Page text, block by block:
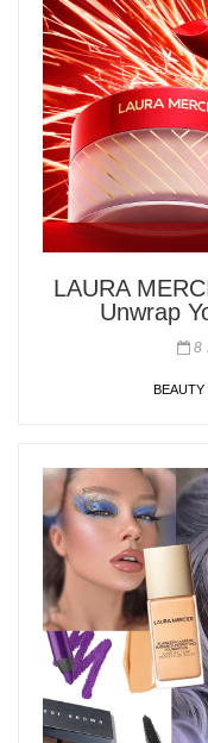
LAURA
Unwrap
8
BEAUTY